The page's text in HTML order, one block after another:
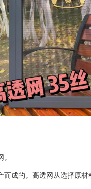
成的。高透网从选择原材